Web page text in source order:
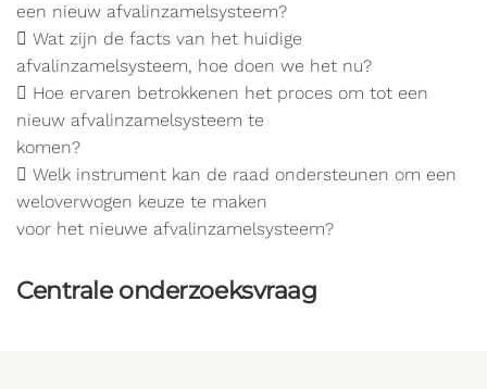
een nieuw afvalinzamelsysteem?
 Wat zijn de facts van het huidige
afvalinzamelsysteem, hoe doen we het nu?
 Hoe ervaren betrokkenen het proces om tot een
nieuw afvalinzamelsysteem te
komen?
 Welk instrument kan de raad ondersteunen om een
weloverwogen keuze te maken
voor het nieuwe afvalinzamelsysteem?
Centrale onderzoeksvraag